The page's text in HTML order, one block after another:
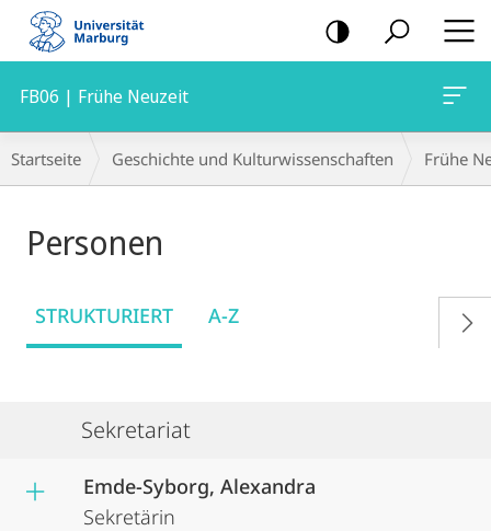
Mobile-
Navigation
FB06 | Frühe Neuzeit
Breadcrumb-
Navigation
Startseite Geschichte und Kulturwissenschaften Frühe
Personen
STRUKTURIERT A-Z
Sekretariat
Emde-Syborg, Alexandra
Sekretärin